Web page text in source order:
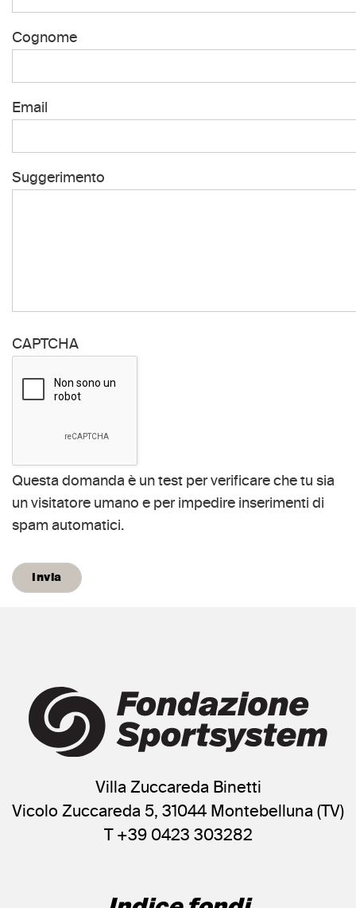
Cognome
Email
Suggerimento
CAPTCHA
Questa domanda è un test per verificare che tu sia
un visitatore umano e per impedire inserimenti di
spam automatici.
Villa Zuccareda Binetti
Vicolo Zuccareda 5, 31044 Montebelluna (TV)
T +39 0423 303282